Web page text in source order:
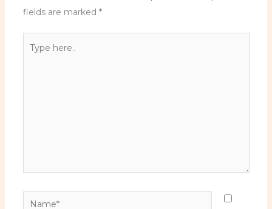
fields are marked *
here..
Name*